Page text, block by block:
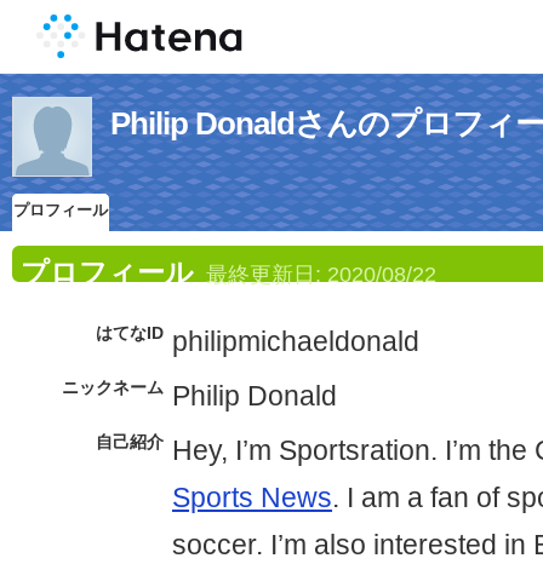
Philip Donaldさんのプロフィ
プロフィール
プロフィール 最終更新日: 2020/08/22
はてなID philipmichaeldonald
ニックネーム Philip Donald
自己紹介 Hey, I’m Sportsration. I’m
Sports News. I am a fan of
soccer. I’m also interested in